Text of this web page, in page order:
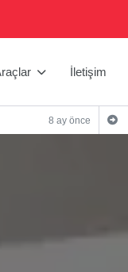
İletişim
8 ay önce